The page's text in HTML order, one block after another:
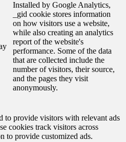
Installed by Google Analytics,
_gid cookie stores information
on how visitors use a website,
while also creating an analytics
report of the website's
performance. Some of the data
that are collected include the
number of visitors, their source,
and the pages they visit
anonymously.
to provide visitors with relevant ads
cookies track visitors across
to provide customized ads.